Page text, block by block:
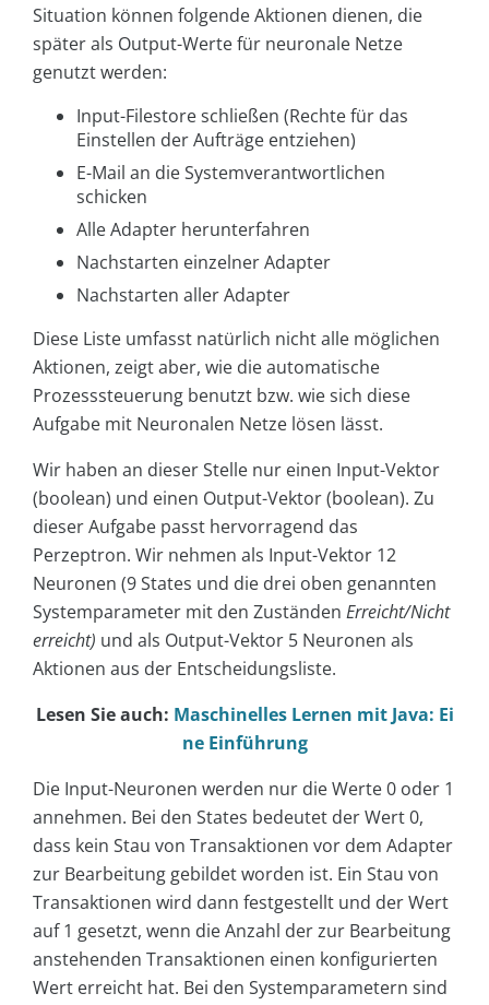
Situation können folgende Aktionen dienen, die
später als Output-Werte für neuronale Netze
genutzt werden:
Input-Filestore schließen (Rechte für das
Einstellen der Aufträge entziehen)
E-Mail an die Systemverantwortlichen
schicken
Alle Adapter herunterfahren
Nachstarten einzelner Adapter
Nachstarten aller Adapter
Diese Liste umfasst natürlich nicht alle möglichen
Aktionen, zeigt aber, wie die automatische
Prozesssteuerung benutzt bzw. wie sich diese
Aufgabe mit Neuronalen Netze lösen lässt.
Wir haben an dieser Stelle nur einen Input-Vektor
(boolean) und einen Output-Vektor (boolean). Zu
dieser Aufgabe passt hervorragend das
Perzeptron. Wir nehmen als Input-Vektor 12
Neuronen (9 States und die drei oben genannten
Systemparameter mit den Zuständen Erreicht/Nicht
erreicht) und als Output-Vektor 5 Neuronen als
Aktionen aus der Entscheidungsliste.
Lesen Sie auch: Maschinelles Lernen mit Java: Ei
ne Einführung
Die Input-Neuronen werden nur die Werte 0 oder 1
annehmen. Bei den States bedeutet der Wert 0,
dass kein Stau von Transaktionen vor dem Adapter
zur Bearbeitung gebildet worden ist. Ein Stau von
Transaktionen wird dann festgestellt und der Wert
auf 1 gesetzt, wenn die Anzahl der zur Bearbeitung
anstehenden Transaktionen einen konfigurierten
Wert erreicht hat. Bei den Systemparametern sind